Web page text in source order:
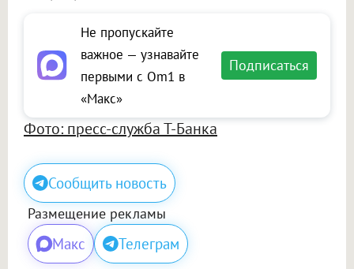
Не пропускайте
важное — узнавайте
первыми с Om1 в
«Макс»
Подписаться
Фото: пресс-служба Т-Банка
Сообщить новость
Размещение рекламы
Макс Телеграм